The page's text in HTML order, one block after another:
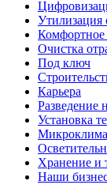
Утилизация
Очистка
Под ключ
Карьера
Разведение
Установка
Хранение и
Наши